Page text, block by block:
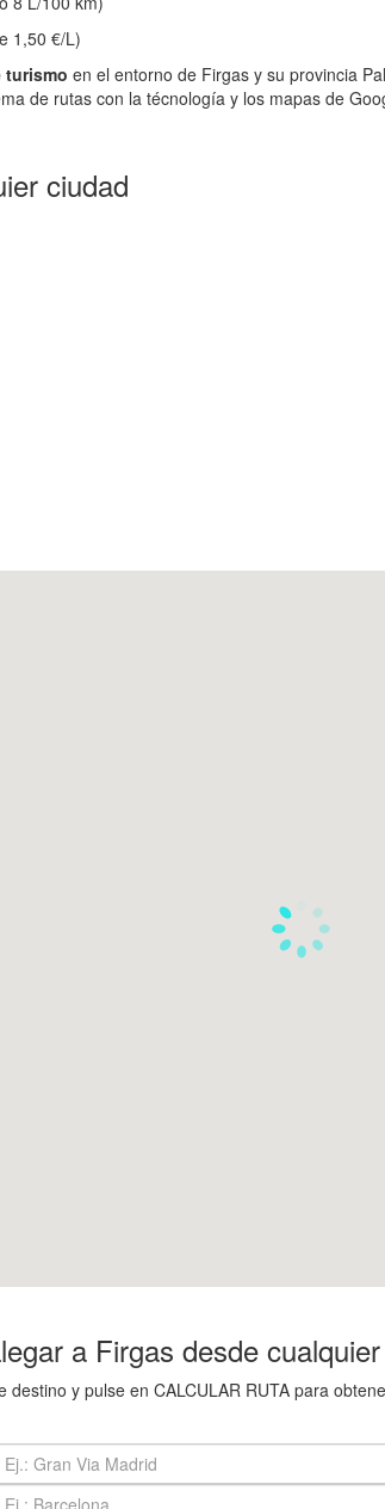
1,50 €/L)
turismo en el entorno de Firgas y su provincia
de rutas con la técnología y los mapas de
ciudad
a Firgas desde
y pulse en CALCULAR RUTA para